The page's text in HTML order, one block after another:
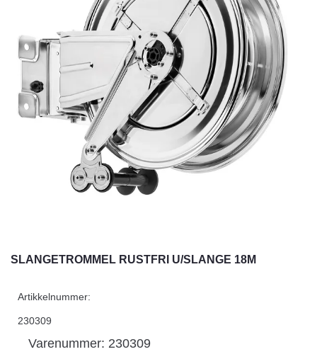
SLANGETROMMEL RUSTFRI U/SLANGE 18M
Artikkelnummer:
230309
Varenummer: 230309